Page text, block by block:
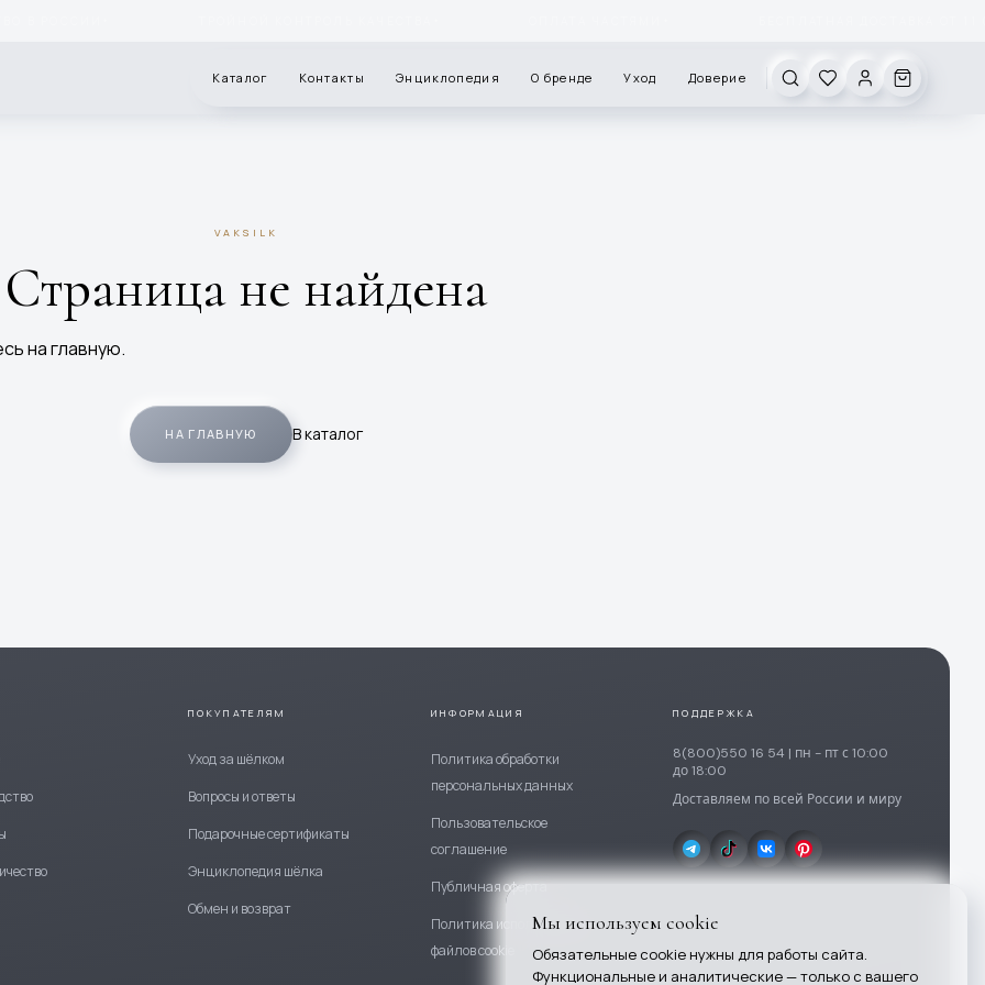
Каталог Контакты Энциклопедия О бренде Уход Доверие
VAKSILK
Страница не найдена
на главную.
НА ГЛАВНУЮ В каталог
ПОКУПАТЕЛЯМ
Уход за шёлком
Вопросы и ответы
Подарочные сертификаты
Энциклопедия шёлка
Обмен и возврат
ИНФОРМАЦИЯ
Политика обработки
персональных данных
Пользовательское
соглашение
Публичная оферта
Политика использования
файлов cookie
ПОДДЕРЖКА
8(800)550 16 54 | пн - пт с 10:00
до 18:00
Доставляем по всей России и миру
Мы используем cookie
Обязательные cookie нужны для работы сайта.
Функциональные и аналитические — только с вашего